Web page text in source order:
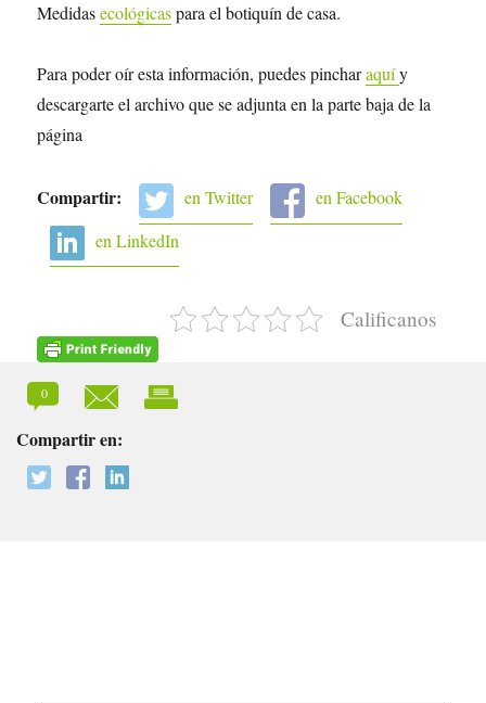
Medidasecológicaspara el botiquín de casa.
Para poder oír esta información, puedes pincharaquíy
descargarte el archivo que se adjunta en la parte baja de la
página
Compartir: en Twitter
en Facebook
en LinkedIn
Calificanos
0
Compartir en: